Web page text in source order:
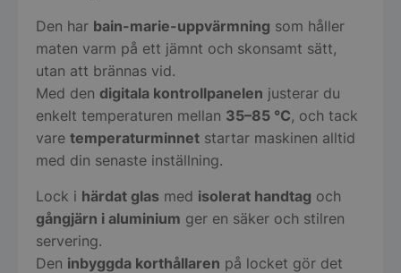
Den har bain-marie-uppvärmning som håller
maten varm på ett jämnt och skonsamt sätt,
utan att brännas vid.
Med den digitala kontrollpanelen justerar du
enkelt temperaturen mellan 35–85 °C, och tack
vare temperaturminnet startar maskinen alltid
med din senaste inställning.
Lock i härdat glas med isolerat handtag och
gångjärn i aluminium ger en säker och stilren
servering.
Den inbyggda korthållaren på locket gör det